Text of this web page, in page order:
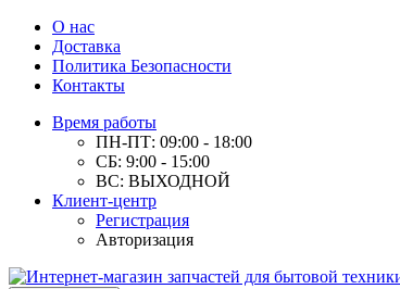
О нас
Доставка
Политика Безопасности
Контакты
Время работы
ПН-ПТ: 09:00 - 18:00
СБ: 9:00 - 15:00
ВС: ВЫХОДНОЙ
Клиент-центр
Регистрация
Авторизация